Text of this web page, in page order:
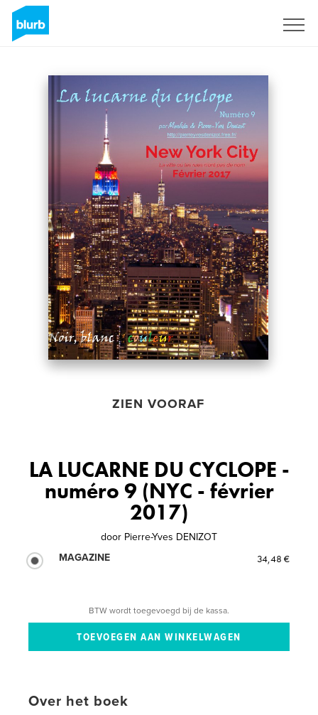
ZIEN VOORAF
LA LUCARNE DU CYCLOPE -
numéro 9 (NYC - février
2017)
door Pierre-Yves DENIZOT
MAGAZINE
34,48 €
BTW wordt toegevoegd bij de kassa.
Over het boek